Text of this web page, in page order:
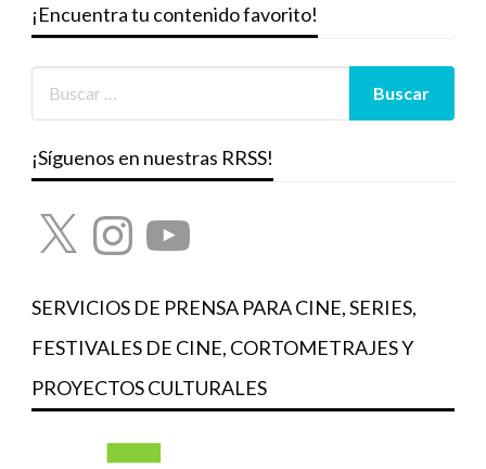
¡Encuentra tu contenido favorito!
¡Síguenos en nuestras RRSS!
X InstagramYouTube
SERVICIOS DE PRENSA PARA CINE, SERIES,
FESTIVALES DE CINE, CORTOMETRAJES Y
PROYECTOS CULTURALES